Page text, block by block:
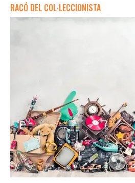
RACÓ DEL COL·LECCIONISTA